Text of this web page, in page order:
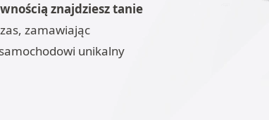
znajdziesz tanie
zamawiając
unikalny